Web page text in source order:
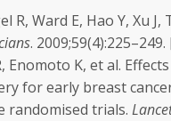
R, Ward E, Hao Y, Xu
. 2009;59(4):225–249.
Enomoto K, et al.
for early breast
randomised trials.